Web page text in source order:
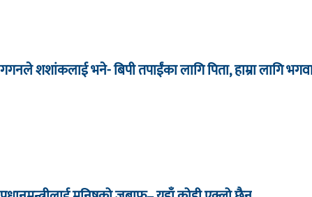
गगनले शशांकलाई भने- बिपी तपाईंका लागि पिता, हाम्रा लागि